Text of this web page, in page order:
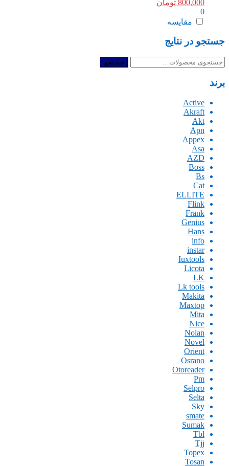
800,000 تومان
0
مقایسه
جستجو در نتایج
جستجو
جستجو
برند
Active
Akraft
Akt
Apn
Appex
Asa
AZD
Boss
Bs
Cat
ELLITE
Flink
Frank
Genius
Hans
info
instar
Iuxtools
Licota
LK
Lk tools
Makita
Maxtop
Mita
Nice
Nolan
Novel
Orient
Osrano
Otoreader
Pm
Selpro
Selta
Sky
smate
Sumak
Tbl
Tjj
Topex
Tosan